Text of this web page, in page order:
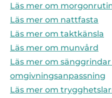
Läs mer om
Läs mer om nattfasta
Läs mer om taktkänsla
Läs mer om munvård
Läs mer om sänggrindar
omgivningsanpassning
Läs mer om